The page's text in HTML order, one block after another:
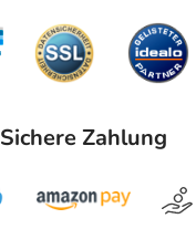
Sichere Zahlung